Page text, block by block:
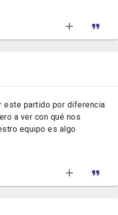
este partido por diferencia
a ver con qué nos
equipo es algo